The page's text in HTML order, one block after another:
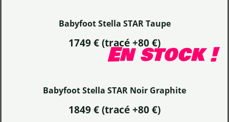
Babyfoot Stella STAR Taupe
1749 € (tracé +80 €)
En stock !
Babyfoot Stella STAR Noir Graphite
1849 € (tracé +80 €)